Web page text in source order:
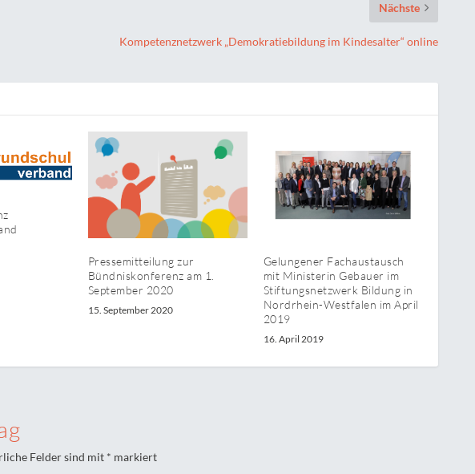
Nächste
Kompetenznetzwerk „Demokratiebildung im Kindesalter“ online
Pressemitteilung zur
Bündniskonferenz am 1.
September 2020
15. September 2020
Gelungener Fachaustausch
mit Ministerin Gebauer im
Stiftungsnetzwerk Bildung in
Nordrhein-Westfalen im April
2019
16. April 2019
Felder sind mit * markiert